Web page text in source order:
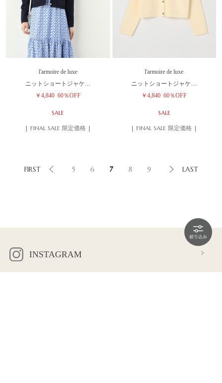
l'armoire de luxe
ニットショートジャケ…
￥4,840 60％OFF
SALE
| FINAL SALE 限定価格 |
l'armoire de luxe
ニットショートジャケ…
￥4,840 60％OFF
SALE
| FINAL SALE 限定価格 |
FIRST 5 6 7 8 9 LAST
INSTAGRAM